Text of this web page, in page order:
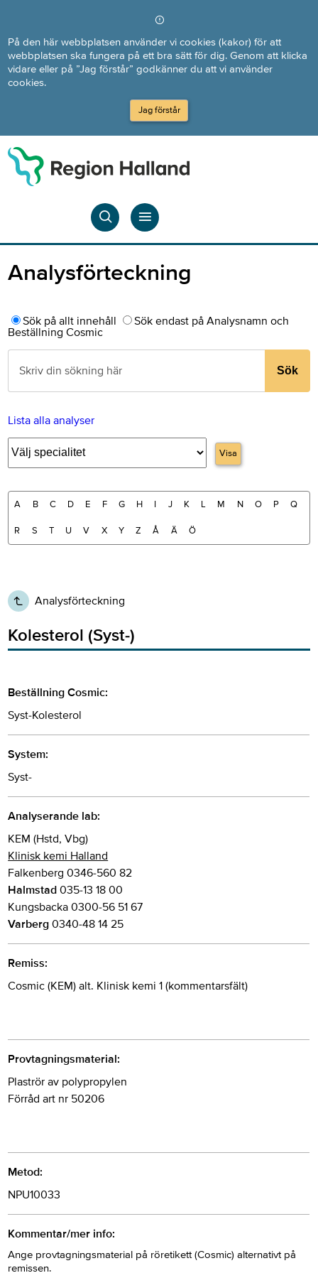
På den här webbplatsen använder vi cookies (kakor) för att
webbplatsen ska fungera på ett bra sätt för dig. Genom att klicka
vidare eller på ”Jag förstår” godkänner du att vi använder
cookies.
Jag förstår
Analysförteckning
Sök på allt innehåll
Sök endast på Analysnamn och
Beställning Cosmic
Sök
Lista alla analyser
Visa
A B C D E F G H I J K L M N O P Q
R S T U V X Y Z Å Ä Ö
Analysförteckning
Kolesterol (Syst-)
Beställning Cosmic:
Syst-Kolesterol
System:
Syst-
Analyserande lab:
KEM (Hstd, Vbg)
Klinisk kemi Halland
Falkenberg 0346-560 82
Halmstad 035-13 18 00
Kungsbacka 0300-56 51 67
Varberg 0340-48 14 25
Remiss:
Cosmic (KEM) alt. Klinisk kemi 1 (kommentarsfält)
Provtagningsmaterial:
Plaströr av polypropylen
Förråd art nr 50206
Metod:
NPU10033
Kommentar/mer info:
Ange provtagningsmaterial på röretikett (Cosmic) alternativt på
remissen.